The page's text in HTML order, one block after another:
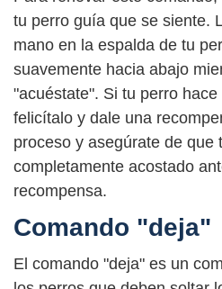
tu perro guía que se siente.
mano en la espalda de tu
suavemente hacia abajo
"acuéstate". Si tu perro
felicítalo y dale una
proceso y asegúrate de que
completamente acostado
recompensa.
Comando "deja"
El comando "deja" es un